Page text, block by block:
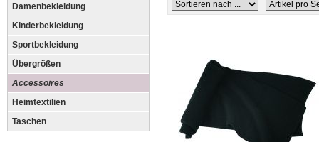
Damenbekleidung
Kinderbekleidung
Sportbekleidung
Übergrößen
Accessoires
Heimtextilien
Taschen